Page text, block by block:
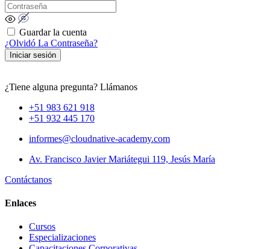
Guardar la cuenta
¿Olvidó La Contraseña?
Iniciar sesión
¿Tiene alguna pregunta? Llámanos
+51 983 621 918
+51 932 445 170
informes@cloudnative-academy.com
Av. Francisco Javier Mariátegui 119, Jesús María
Contáctanos
Enlaces
Cursos
Especializaciones